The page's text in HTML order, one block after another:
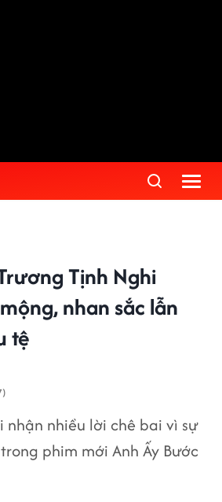
Tịnh Nghi
nhan sắc lẫn
tệ
nhận nhiều lời chê bai vì sự
phim mới Anh Ấy Bước